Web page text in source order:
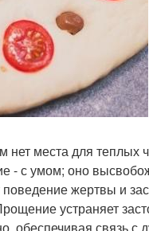
нет места для теплых
- с умом; оно
жертвы и
устраняет